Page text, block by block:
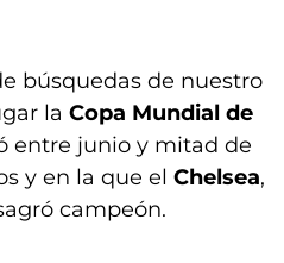
búsquedas de nuestro
la Copa Mundial de
entre junio y mitad de
y en la que el Chelsea,
campeón.